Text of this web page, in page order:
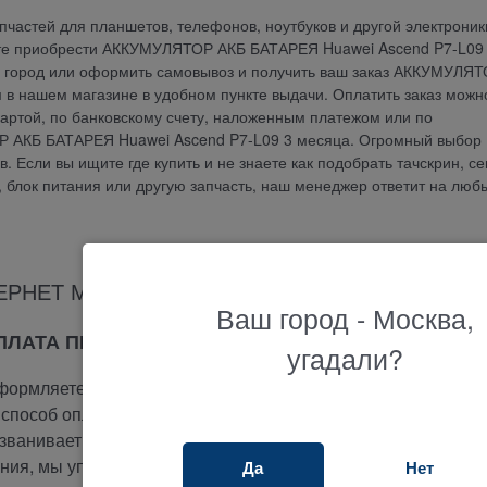
для планшетов, телефонов, ноутбуков и другой
приобрести АККУМУЛЯТОР АКБ БАТАРЕЯ Huawei Ascend P7-L09
город или оформить самовывоз и получить ваш заказ
магазине в удобном пункте выдачи. Оплатить заказ
по банковскому счету, наложенным платежом или по
АКБ БАТАРЕЯ Huawei Ascend P7-L09 3 месяца. Огромный выбор
вы ищите где купить и не знаете как подобрать тачскрин,
питания или другую запчасть, наш менеджер ответит на
МАГАЗИНА ТЕРАБАЙТ МАРКЕТ
ПРИ ПОЛУЧЕНИИ
заказ на сайте.
оплаты -
вам и подтверждает заказ.
мы упакуем и отправим ваш заказ.
Ваш город - Москва,
угадали?
Да Нет